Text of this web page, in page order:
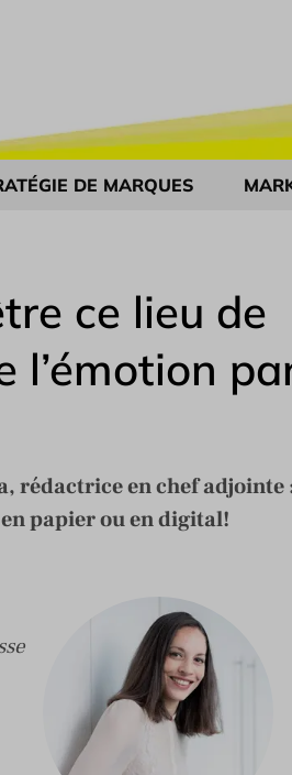
DE MARQUES
ce lieu de
l’émotion
rédactrice en chef adjointe
papier ou en digital!